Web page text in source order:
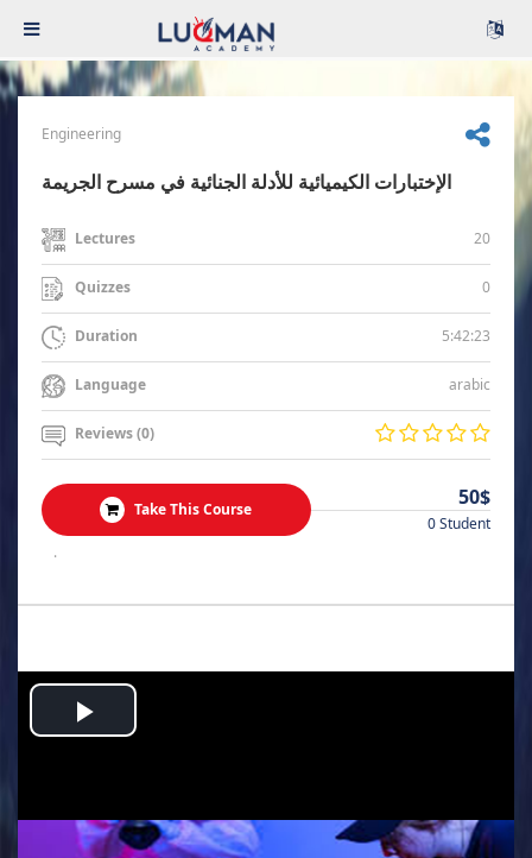
Engineering
الإختبارات الكيميائية للأدلة الجنائية في مسرح الجريمة
Lectures 20
Quizzes 0
Duration 5:42:23
Language arabic
Reviews (0)
Take This Course 50$
0 Student
.
Play